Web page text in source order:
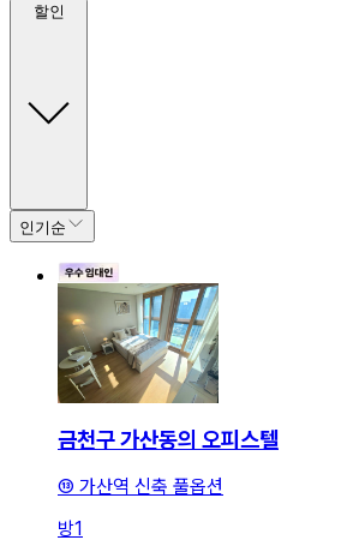
할인
인기순
금천구 가산동의 오피스텔
⑬ 가산역 신축 풀옵션
방1